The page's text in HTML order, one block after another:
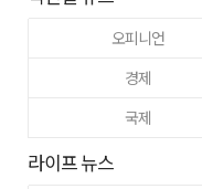
오피니언
경제
국제
라이프 뉴스